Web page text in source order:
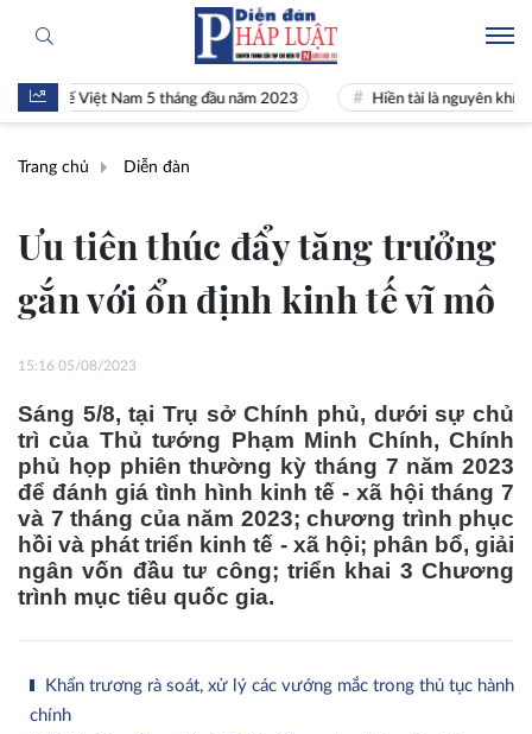
Việt Nam 5 tháng đầu năm 2023 Hiền tài là nguyên khí Quốc gia
Trang chủ Diễn đàn
Ưu tiên thúc đẩy tăng trưởng
gắn với ổn định kinh tế vĩ mô
15:16 05/08/2023
Sáng 5/8, tại Trụ sở Chính phủ, dưới sự chủ
trì của Thủ tướng Phạm Minh Chính, Chính
phủ họp phiên thường kỳ tháng 7 năm 2023
để đánh giá tình hình kinh tế - xã hội tháng 7
và 7 tháng của năm 2023; chương trình phục
hồi và phát triển kinh tế - xã hội; phân bổ, giải
ngân vốn đầu tư công; triển khai 3 Chương
trình mục tiêu quốc gia.
Khẩn trương rà soát, xử lý các vướng mắc trong thủ tục hành
chính